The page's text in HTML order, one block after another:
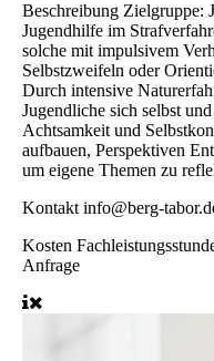
Beschreibung Zielgruppe:
Jugendhilfe im
solche mit impulsivem
Selbstzweifeln oder
Durch intensive
Jugendliche sich selbst
Achtsamkeit und
aufbauen, Perspektiven
um eigene Themen zu
Kontakt info@berg-
Kosten
Anfrage